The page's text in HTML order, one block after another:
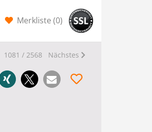
Merkliste (0)
1081 / 2568 Nächstes